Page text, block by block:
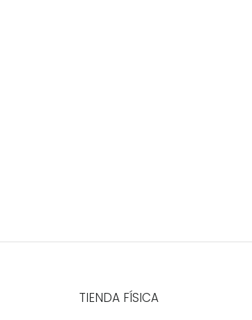
TIENDA FÍSICA